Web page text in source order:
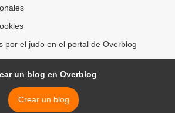
por el judo en el portal de Overblog
un blog en Overblog
Crear un blog